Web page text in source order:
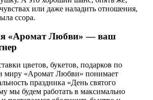
или даже наладить отношения,
ссора.
«Аромат Любви» — ваш
цветов, букетов, подарков по
миру «Аромат Любви» понимает
праздника «День святого
мы будем работать в максимально